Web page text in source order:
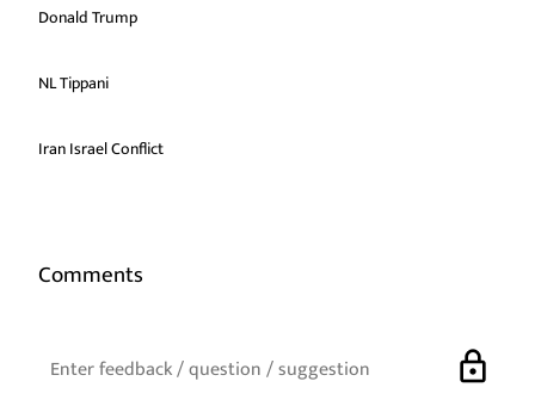
Donald Trump
NL Tippani
Iran Israel Conflict
Comments
lock